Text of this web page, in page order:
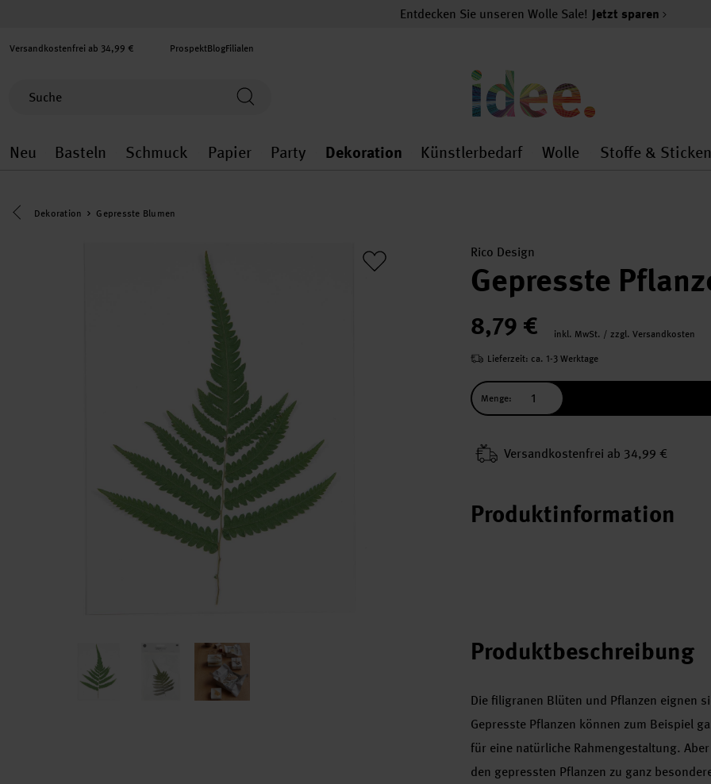
Entdecken Sie unseren Wolle Sale! Jetzt sparen
Versandkostenfrei ab 34,99 € ProspektBlogFilialen
Neu
Neu general.openMenu
Basteln
Basteln general.openMenu
Schmuck
Schmuck general.openMenu
Papier
Papier general.openMenu
Party
Party general.openMenu
Dekoration
Dekoration general.openMenu
Künstlerbedarf
Künstlerbedarf
Wolle
Wolle
Stoffe & Sticken
Eine Kategorie zurück navigieren
Dekoration Gepresste Blumen
Rico Design
Gepresste
8,79 €
inkl. MwSt. / zzgl. Versandkosten
Lieferzeit: ca. 1-3 Werktage
Menge:
Versand­kosten­frei ab 34,99 €
Produktinformation
Produktbeschreibung
Die filigranen Blüten und Pflanzen eignen
Gepresste Pflanzen können zum Beispiel
für eine natürliche Rahmengestaltung.
den gepressten Pflanzen zu ganz